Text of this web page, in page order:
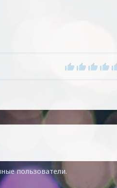
пользователи.